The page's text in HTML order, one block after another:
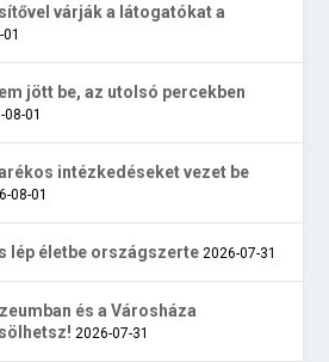
várják a látogatókat a
jött be, az utolsó percekben
08-01
intézkedéseket vezet be
08-01
lép életbe országszerte 2026-07-31
és a Városháza
2026-07-31